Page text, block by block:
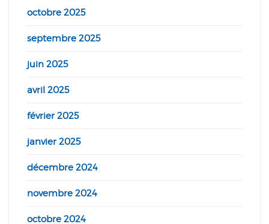
octobre 2025
septembre 2025
juin 2025
avril 2025
février 2025
janvier 2025
décembre 2024
novembre 2024
octobre 2024